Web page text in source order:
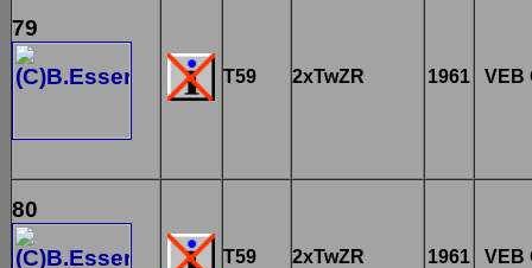
79
T59 2xTwZR 1961 VEB
80
T59 2xTwZR 1961 VEB